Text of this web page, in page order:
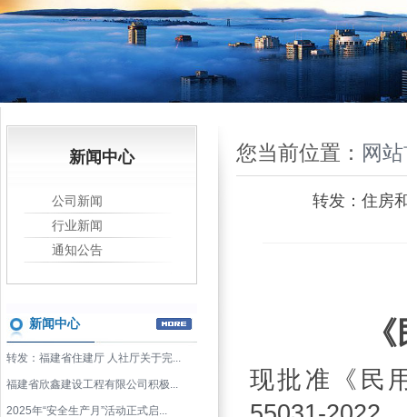
新闻中心
公司新闻
行业新闻
通知公告
新闻中心
转发：福建省住建厅 人社厅关于完...
福建省欣鑫建设工程有限公司积极...
2025年“安全生产月”活动正式启...
您当前位置： 网
转发：住房
现批准《民